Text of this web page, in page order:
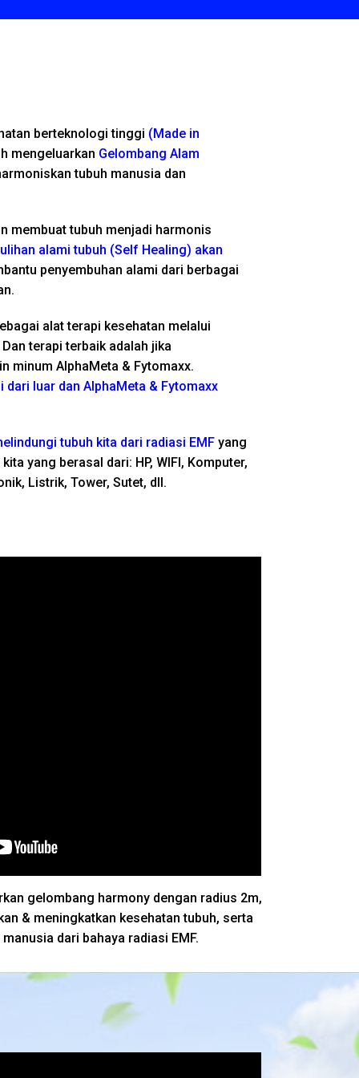
berteknologi tinggi (Made in
mengeluarkan Gelombang Alam
tubuh manusia dan
membuat tubuh menjadi harmonis
alami tubuh (Self Healing) akan
penyembuhan alami dari berbagai
alat terapi kesehatan melalui
terapi terbaik adalah jika
minum AlphaMeta & Fytomaxx.
dari luar dan AlphaMeta & Fytomaxx
tubuh kita dari radiasi EMF yang
yang berasal dari: HP, WIFI, Komputer,
Listrik, Tower, Sutet, dll.
gelombang harmony dengan radius 2m,
& meningkatkan kesehatan tubuh, serta
dari bahaya radiasi EMF.